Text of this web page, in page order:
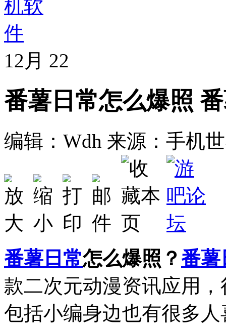
12月 22
番薯日常怎么爆照
编辑：Wdh 来源：手机
番薯日常怎么爆照？ 番薯
款二次元动漫资讯应用
包括小编身边也有很多